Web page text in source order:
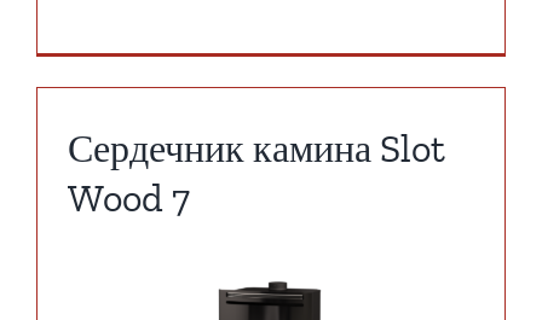
Сердечник камина Slot
Wood 7